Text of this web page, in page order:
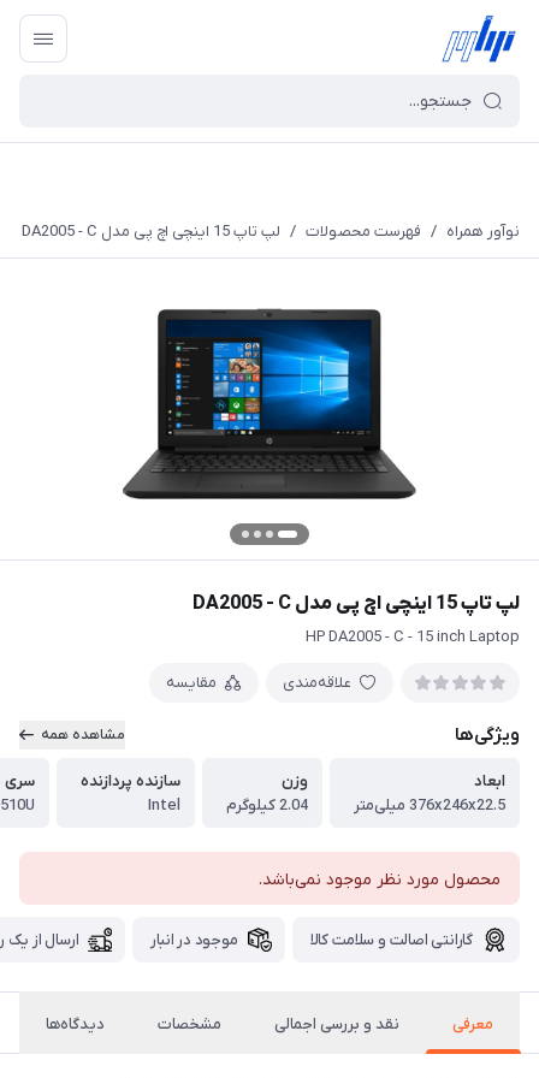
نوآور همراه / فهرست محصولات / لپ تاپ 15 اینچی اچ پی مدل DA2005 - C
لپ تاپ 15 اینچی اچ پی مدل DA2005 - C
HP DA2005 - C - 15 inch Laptop
علاقه‌مندی مقایسه
ویژگی‌ها مشاهده همه
ابعاد
376x246x22.5 میلی‌متر
وزن
2.04 کیلوگرم
سازنده پردازنده
Intel
سری
محصول مورد نظر موجود نمی‌باشد.
گارانتی اصالت و سلامت کالا موجود در انبار ارسال از یک
معرفی نقد و بررسی اجمالی مشخصات دیدگاه‌ها